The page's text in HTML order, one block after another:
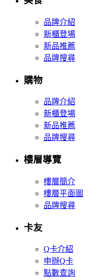
品牌介紹
新櫃登場
新品推薦
品牌搜尋
購物
品牌介紹
新櫃登場
新品推薦
品牌搜尋
樓層導覽
樓層簡介
樓層平面圖
品牌搜尋
卡友
Q卡介紹
申辦Q卡
點數查詢